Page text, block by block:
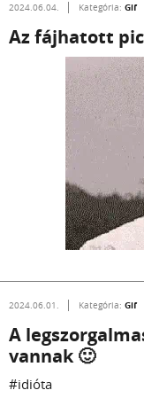
2024.06.04. Kategória: Gif
Az fájhatott
2024.06.01. Kategória: Gif
A
vannak 🙂
#idióta